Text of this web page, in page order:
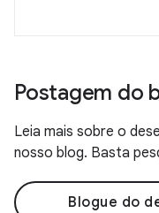
Postagem do
Leia mais sobre o
nosso blog. Basta
Blogue do